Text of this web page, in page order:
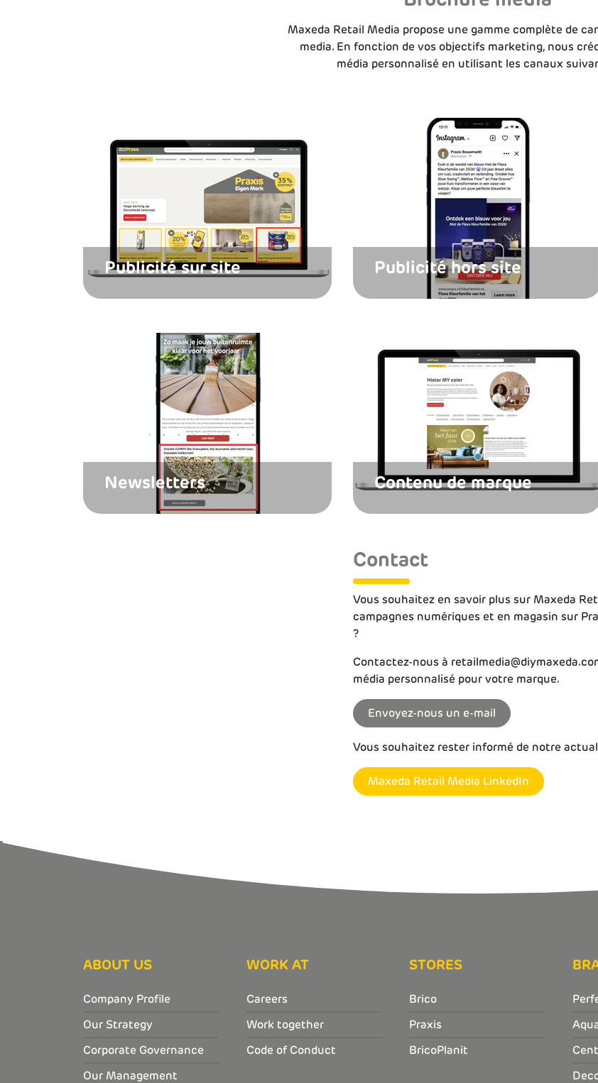
Maxeda Retail Media propose une gamme complète de
media. En fonction de vos objectifs marketing, nous
média personnalisé en utilisant les canaux
Publicité sur site Publicité hors site
Newsletters Contenu de marque
Contact
Vous souhaitez en savoir plus sur Maxeda
campagnes numériques et en magasin sur
?
Contactez-nous à
média personnalisé pour votre marque.
Envoyez-nous un e-mail
Vous souhaitez rester informé de notre
Maxeda Retail Media LinkedIn
ABOUT US
Company Profile
Our Strategy
Corporate Governance
Our Management
WORK AT
Careers
Work together
Code of Conduct
STORES
Brico
Praxis
BricoPlanit